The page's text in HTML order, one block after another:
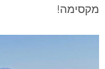
מקסימה!